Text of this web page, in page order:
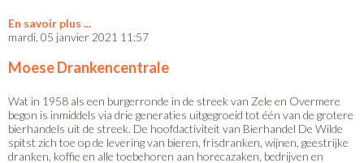
En savoir plus
mardi, 05 janvier 2021 11:57
Moese Drankencentrale
Wat in 1958 als een burgerronde in de streek van Zele en Overmere
begon is inmiddels via drie generaties uitgegroeid tot één van de grotere
bierhandels uit de streek. De hoofdactiviteit van Bierhandel De Wilde
spitst zich toe op de levering van bieren, frisdranken, wijnen, geestrijke
dranken, koffie en alle toebehoren aan horecazaken, bedrijven en